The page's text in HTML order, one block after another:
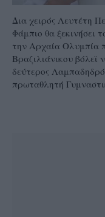
Δια χειρός Λευτέτη
Φάμπιο θα ξεκινήσει
την Αρχαία Ολυμπία
Βραζιλιάνικου
δεύτερος
πρωταθλητή